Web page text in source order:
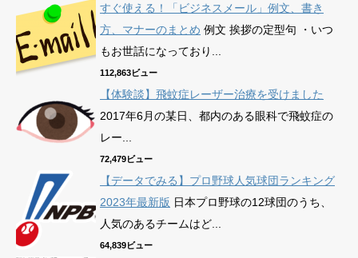
すぐ使える！「ビジネスメール」例文、書き
方、マナーのまとめ 例文 挨拶の定型句 ・いつ
もお世話になっており...
112,863ビュー
【体験談】飛蚊症レーザー治療を受けました
2017年6月の某日、都内のある眼科で飛蚊症の
レー...
72,479ビュー
【データでみる】プロ野球人気球団ランキング
2023年最新版 日本プロ野球の12球団のうち、
人気のあるチームはど...
64,839ビュー